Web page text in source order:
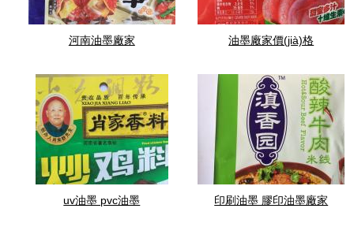
河南油墨廠家 油墨廠家價(jià)格
uv油墨 pvc油墨 印刷油墨 膠印油墨廠家